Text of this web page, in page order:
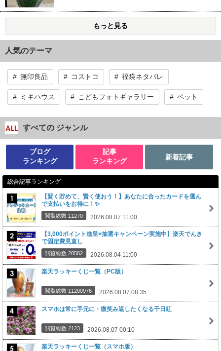
もっと見る
人気のテーマ
無印良品 コストコ 福袋ネタバレ
ミキハウス こどもフォトギャラリー ペット
すべての ジャンル
ブログ
ランキング
記事
ランキング
新着記事
総合記事ランキング
【賢く貯めて、賢く使おう！】あなたに合ったカードを選ん
で支払いをお得に！✨
閲覧総数 11270 2026.08.07 11:00
【3,000ポイント進呈×抽選キャンペーン実施中】楽天でんき
で固定費見直し
閲覧総数 20582 2026.08.04 11:00
楽天ラッキーくじ一覧（PC版）
閲覧総数 11200976 2026.08.07 08:35
スマホは常に手元に・微笑み返したくなる千日紅
閲覧総数 2123 2026.08.07 00:10
楽天ラッキーくじ一覧（スマホ版）